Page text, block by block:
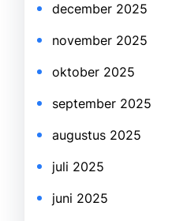
december 2025
november 2025
oktober 2025
september 2025
augustus 2025
juli 2025
juni 2025